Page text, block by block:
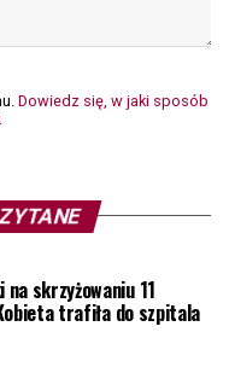
Dowiedz się, w jaki sposób
skrzyżowaniu 11
trafiła do szpitala